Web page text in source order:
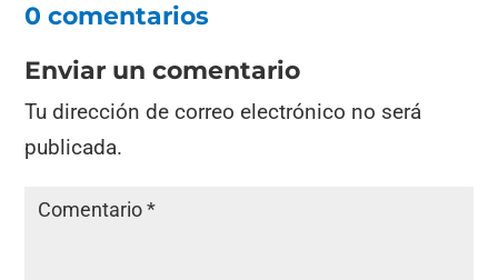
0 comentarios
Enviar un comentario
Tu dirección de correo electrónico no será
publicada.